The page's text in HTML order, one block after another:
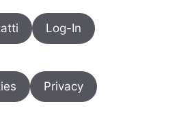
Log-In
Privacy